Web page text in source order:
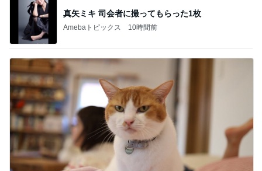
真矢ミキ 司会者に撮ってもらった1枚
Amebaトピックス 10時間前